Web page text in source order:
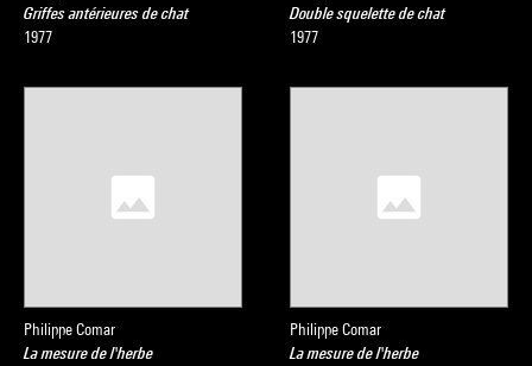
Griffes antérieures de chat
1977
Double squelette de chat
1977
Philippe Comar
La mesure de l'herbe
Philippe Comar
La mesure de l'herbe